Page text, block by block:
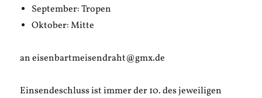
September: Tropen
Oktober: Mitte
an eisenbartmeisendraht@gmx.de
Einsendeschluss ist immer der 10. des jeweiligen